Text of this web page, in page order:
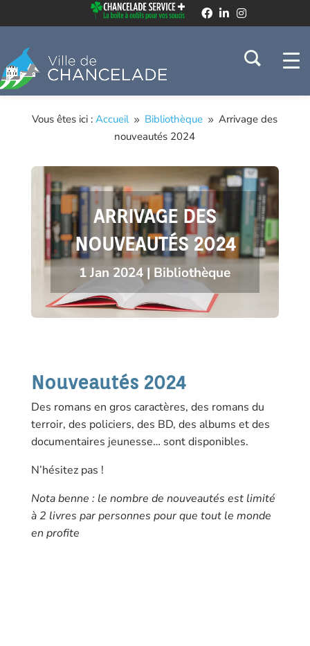
Vous êtes ici :Accueil 9 Bibliothèque 9 Arrivage des
nouveautés 2024
ARRIVAGE DES
NOUVEAUTÉS 2024
1 Jan 2024 | Bibliothèque
Nouveautés 2024
Des romans en gros caractères, des romans du
terroir, des policiers, des BD, des albums et des
documentaires jeunesse… sont disponibles.
N’hésitez pas !
Nota benne : le nombre de nouveautés est limité
à 2 livres par personnes pour que tout le monde
en profite